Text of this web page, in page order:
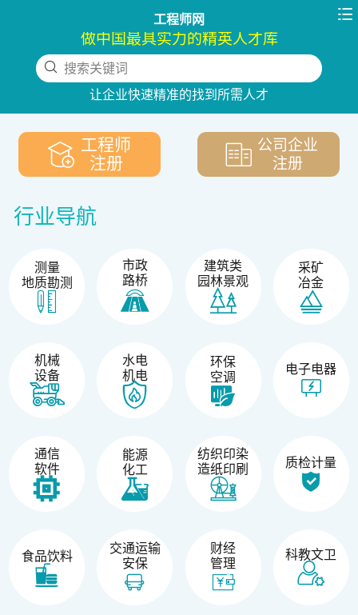
工程师网 
做中国最具实力的精英人才库
搜索关键词
让企业快速精准的找到所需人才
下拉刷新
工程师
注册
公司企业
注册
行业导航
测量
地质勘测
市政
路桥
建筑类
园林景观
采矿
冶金
机械
设备
水电
机电
环保
空调
电子电器
通信
软件
能源
化工
纺织印染
造纸印刷
质检计量
食品饮料
交通运输
安保
财经
管理
科教文卫